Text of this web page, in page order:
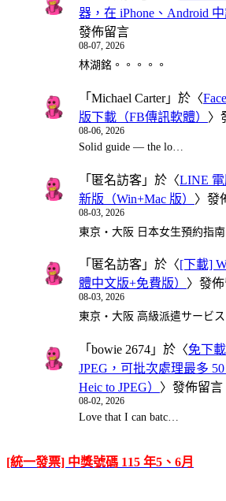
器，在 iPhone、Android
發佈留言
08-07, 2026
林湖銘。。。。。
「 Michael Carter」於〈
版下載（FB傳訊軟體） 〉
08-06, 2026
Solid guide — the lo…
「 匿名訪客 」於〈LINE 電
新版（Win+Mac 版） 〉發
08-03, 2026
東京・大阪 日本女生預約指
「 匿名訪客 」於〈[下載]
體中文版+免費版） 〉發
08-03, 2026
東京・大阪 高級派遣サービ
「 bowie 2674 」於〈免下
JPEG，可批次處理最多
Heic to JPEG） 〉發佈留言
08-02, 2026
Love that I can batc…
[統一發票] 中獎號碼 115 年5、6月